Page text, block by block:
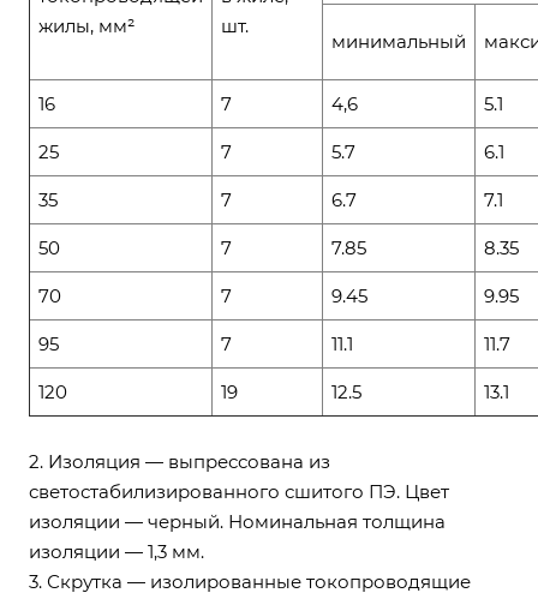
жилы, мм²
шт.
минимальный
16 7 4,6 5.1
25 7 5.7 6.1
35 7 6.7 7.1
50 7 7.85 8.35
70 7 9.45 9.95
95 7 11.1 11.7
120 19 12.5 13.1
2. Изоляция — выпрессована из
светостабилизированного сшитого ПЭ. Цвет
изоляции — черный. Номинальная толщина
изоляции — 1,3 мм.
3. Скрутка — изолированные токопроводящие